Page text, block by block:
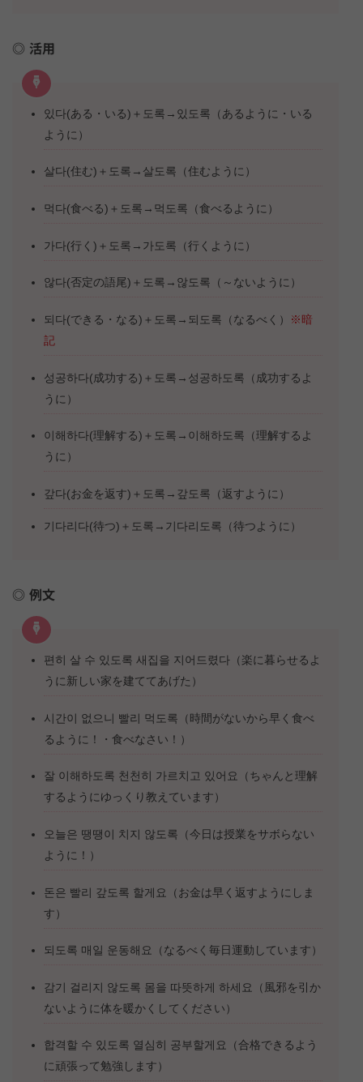
活用
있다(ある・いる)＋도록→있도록（あるように・いる
ように）
살다(住む)＋도록→살도록（住むように）
먹다(食べる)＋도록→먹도록（食べるように）
가다(行く)＋도록→가도록（行くように）
않다(否定の語尾)＋도록→않도록（～ないように）
되다(できる・なる)＋도록→되도록（なるべく）
※暗
記
성공하다(成功する)＋도록→성공하도록（成功するよ
うに）
이해하다(理解する)＋도록→이해하도록（理解するよ
うに）
갚다(お金を返す)＋도록→갚도록（返すように）
기다리다(待つ)＋도록→기다리도록（待つように）
例文
편히 살 수 있도록 새집을 지어드렸다（楽に暮らせるよ
うに新しい家を建ててあげた）
시간이 없으니 빨리 먹도록（時間がないから早く食べ
るように！・食べなさい！）
잘 이해하도록 천천히 가르치고 있어요（ちゃんと理解
するようにゆっくり教えています）
오늘은 땡땡이 치지 않도록（今日は授業をサボらない
ように！）
돈은 빨리 갚도록 할게요（お金は早く返すようにしま
す）
되도록 매일 운동해요（なるべく毎日運動しています）
감기 걸리지 않도록 몸을 따뜻하게 하세요（風邪を引か
ないように体を暖かくしてください）
합격할 수 있도록 열심히 공부할게요（合格できるよう
に頑張って勉強します）